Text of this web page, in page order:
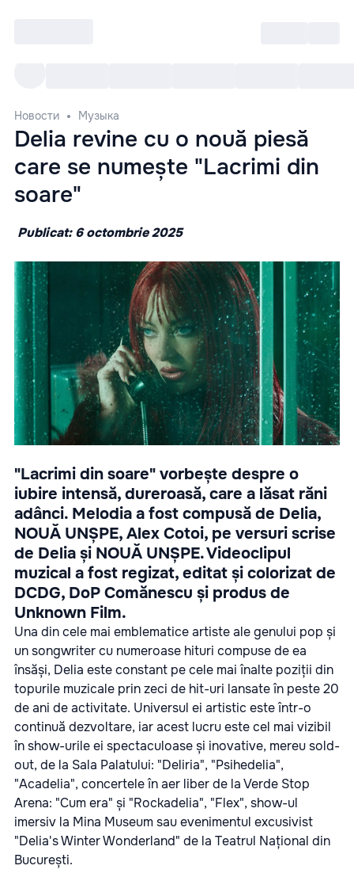
Новости Музыка
Delia revine cu o nouă piesă
care se numește "Lacrimi din
soare"
Publicat: 6 octombrie 2025
"Lacrimi din soare" vorbește despre o
iubire intensă, dureroasă, care a lăsat răni
adânci. Melodia a fost compusă de Delia,
NOUĂ UNȘPE, Alex Cotoi, pe versuri scrise
de Delia și NOUĂ UNȘPE. Videoclipul
muzical a fost regizat, editat și colorizat de
DCDG, DoP Comănescu și produs de
Unknown Film.
Una din cele mai emblematice artiste ale genului pop și
un songwriter cu numeroase hituri compuse de ea
însăși, Delia este constant pe cele mai înalte poziții din
topurile muzicale prin zeci de hit-uri lansate în peste 20
de ani de activitate. Universul ei artistic este într-o
continuă dezvoltare, iar acest lucru este cel mai vizibil
în show-urile ei spectaculoase și inovative, mereu sold-
out, de la Sala Palatului: "Deliria", "Psihedelia",
"Acadelia", concertele în aer liber de la Verde Stop
Arena: "Cum era" și "Rockadelia", "Flex", show-ul
imersiv la Mina Museum sau evenimentul excusivist
"Delia's Winter Wonderland" de la Teatrul Național din
București.